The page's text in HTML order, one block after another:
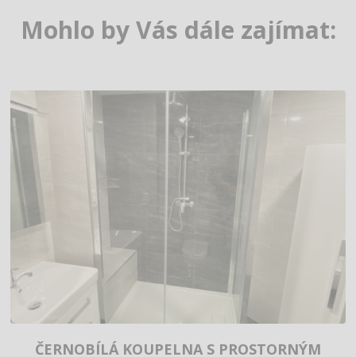
Mohlo by Vás dále zajímat:
ČERNOBÍLÁ KOUPELNA S PROSTORNÝM